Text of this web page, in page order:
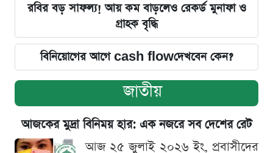
রবির বড় সাফল্য! আয় কম বাড়লেও রেকর্ড মুনাফা ও
গ্রাহক বৃদ্ধি
বিনিয়োগের আগে cash flowদেখবেন কেন?
জাতীয়
আজকের মুদ্রা বিনিময় হার: এক নজরে সব দেশের রেট
আজ ২৫ জুলাই ২০২৬ ইং, প্রবাসীদের